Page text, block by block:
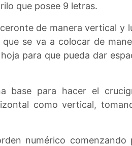
que posee 9 letras.
de manera vertical y
se va a colocar de
para que pueda dar
base para hacer el
como vertical,
numérico